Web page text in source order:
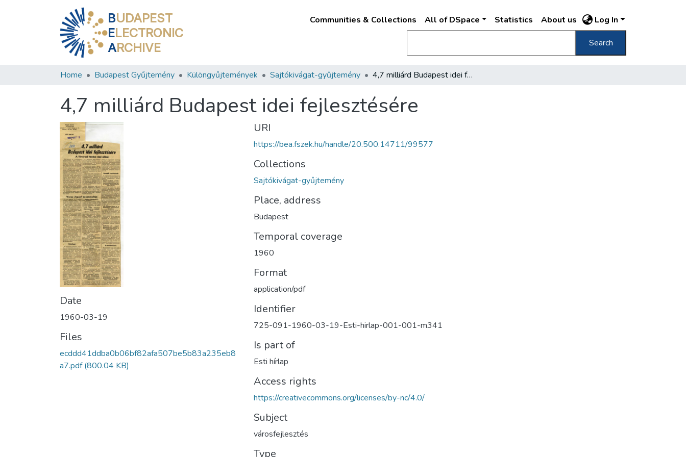
BUDAPEST
ELECTRONIC
ARCHIVE
Communities & Collections All of DSpace Statistics About us Log In
Search
Home Budapest Gyűjtemény Különgyűjtemények Sajtókivágat-gyűjtemény 4,7 milliárd Budapest idei fejlesztésére
4,7 milliárd Budapest idei fejlesztésére
Date
1960-03-19
Files
ecddd41ddba0b06bf82afa507be5b83a235eb8
a7.pdf(800.04 KB)
URI
https://bea.fszek.hu/handle/20.500.14711/99577
Collections
Sajtókivágat-gyűjtemény
Place, address
Budapest
Temporal coverage
1960
Format
application/pdf
Identifier
725-091-1960-03-19-Esti-hirlap-001-001-m341
Is part of
Esti hírlap
Access rights
https://creativecommons.org/licenses/by-nc/4.0/
Subject
városfejlesztés
Type